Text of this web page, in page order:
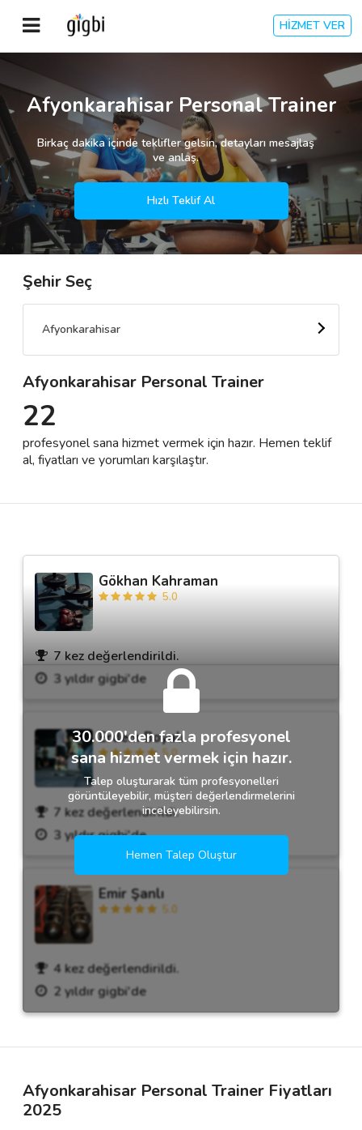
HİZMET VER
Anasayfa
Giriş Yap
Kayıt Ol
Kategoriler
🎈 Biz Kimiz?
🌟 Müşteri Değerlendirmeleri
Destek
İletişim
Afyonkarahisar Personal Trainer
Birkaç dakika içinde teklifler gelsin, detayları mesajlaş
ve anlaş.
Hızlı Teklif Al
Şehir Seç
Afyonkarahisar
Afyonkarahisar Personal Trainer
22
profesyonel sana hizmet vermek için hazır. Hemen teklif
al, fiyatları ve yorumları karşılaştır.
Gökhan Kahraman
5.0
7 kez değerlendirildi.
3 yıldır gigbi'de
Erdem Boyalı
5.0
7 kez değerlendirildi.
3 yıldır gigbi'de
Emir Şanlı
5.0
4 kez değerlendirildi.
2 yıldır gigbi'de
30.000'den fazla profesyonel
sana hizmet vermek için hazır.
Talep oluşturarak tüm profesyonelleri
görüntüleyebilir, müşteri değerlendirmelerini
inceleyebilirsin.
Hemen Talep Oluştur
Afyonkarahisar Personal Trainer Fiyatları
2025